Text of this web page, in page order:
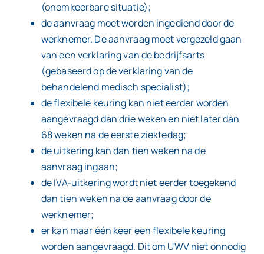
(onomkeerbare situatie);
de aanvraag moet worden ingediend door de
werknemer. De aanvraag moet vergezeld gaan
van een verklaring van de bedrijfsarts
(gebaseerd op de verklaring van de
behandelend medisch specialist);
de flexibele keuring kan niet eerder worden
aangevraagd dan drie weken en niet later dan
68 weken na de eerste ziektedag;
de uitkering kan dan tien weken na de
aanvraag ingaan;
de IVA-uitkering wordt niet eerder toegekend
dan tien weken na de aanvraag door de
werknemer;
er kan maar één keer een flexibele keuring
worden aangevraagd. Dit om UWV niet onnodig